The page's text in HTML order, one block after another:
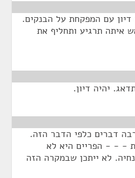
דיון עם המפקחת על הבנקים.
איתה תרגיע ותחליף את
יהיה דיון.
דברים כלפי הדבר הזה.
- - - הפריים היא לא
לא ייתכן שבמקרה הזה